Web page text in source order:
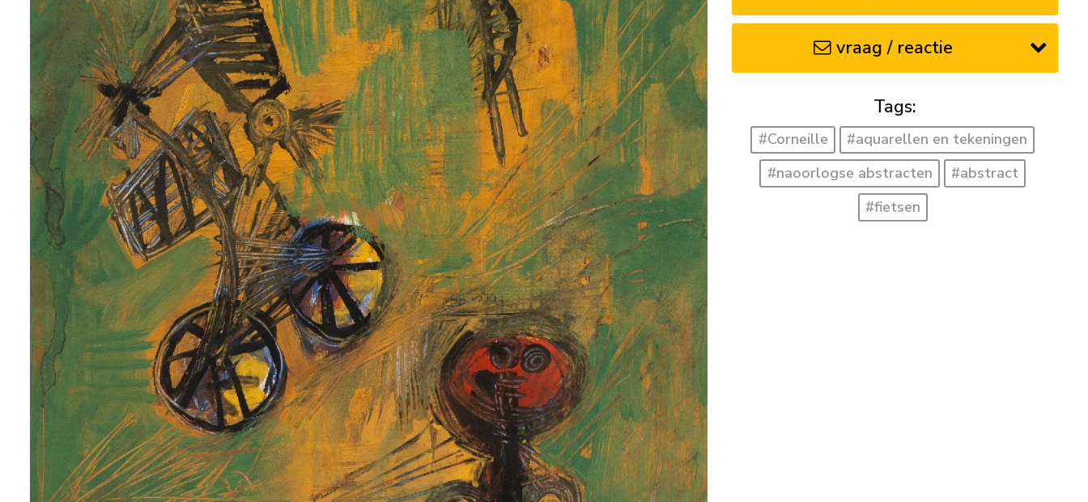
vraag / reactie
Tags:
#Corneille
#aquarellen en tekeningen
#naoorlogse abstracten
#abstract
#fietsen